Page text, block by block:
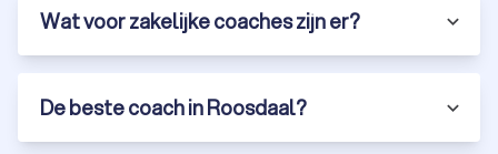
Wat voor zakelijke coaches zijn er?
De beste coach in Roosdaal?